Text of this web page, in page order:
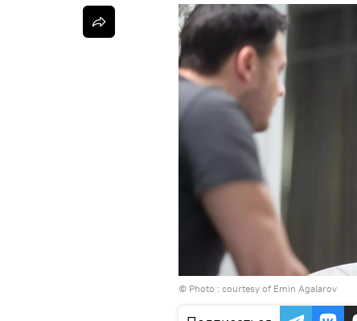
© Photo : courtesy of Emin Agalarov